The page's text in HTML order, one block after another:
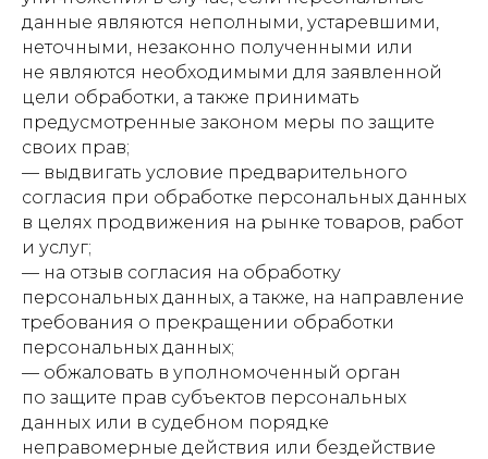
данные являются неполными, устаревшими,
неточными, незаконно полученными или
не являются необходимыми для заявленной
цели обработки, а также принимать
предусмотренные законом меры по защите
своих прав;
— выдвигать условие предварительного
согласия при обработке персональных данных
в целях продвижения на рынке товаров, работ
и услуг;
— на отзыв согласия на обработку
персональных данных, а также, на направление
требования о прекращении обработки
персональных данных;
— обжаловать в уполномоченный орган
по защите прав субъектов персональных
данных или в судебном порядке
неправомерные действия или бездействие